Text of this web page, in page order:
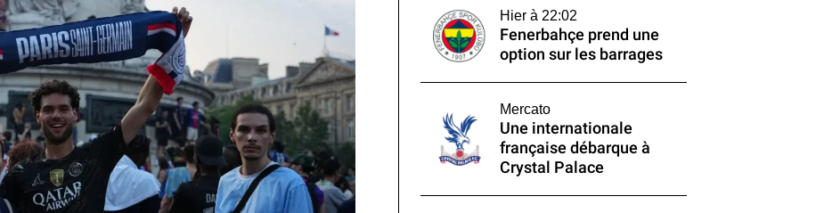
Hier à 22:02
Fenerbahçe prend une
option sur les barrages
Mercato
Une internationale
française débarque à
Crystal Palace